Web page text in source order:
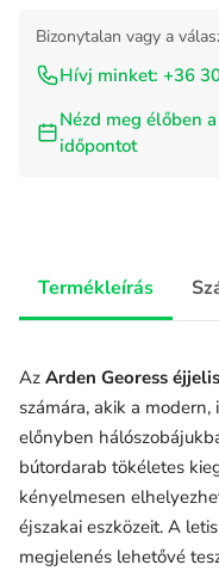
Bizonytalan vagy a
Hívj minket: +36
Nézd meg élőben
időpontot
Termékleírás
Az Arden Georess
számára, akik a
előnyben
bútordarab tökéletes
kényelmesen
éjszakai eszközeit. A
megjelenés lehetővé